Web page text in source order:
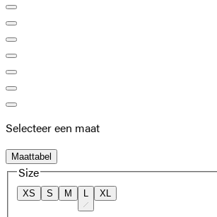
Selecteer een maat
Maattabel
Size
XS S M L XL